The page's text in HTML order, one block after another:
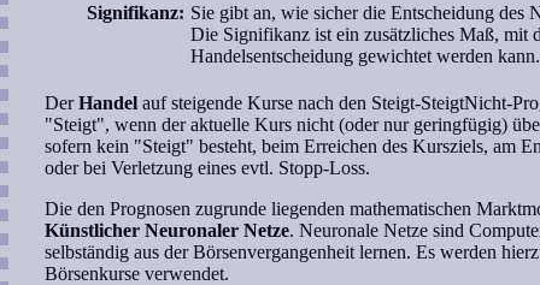
Signifikanz: Sie gibt an, wie sicher die Entscheidung des
Die Signifikanz ist ein zusätzliches Maß, mit
Handelsentscheidung gewichtet werden kann.
DerHandelauf steigende Kurse nach den Steigt-SteigtNicht-
"Steigt", wenn der aktuelle Kurs nicht (oder nur geringfügig)
sofern kein "Steigt" besteht, beim Erreichen des Kursziels, am
oder bei Verletzung eines evtl. Stopp-Loss.
Die den Prognosen zugrunde liegenden mathematischen
Künstlicher Neuronaler Netze. Neuronale Netze sind
selbständig aus der Börsenvergangenheit lernen. Es werden
Börsenkurse verwendet.